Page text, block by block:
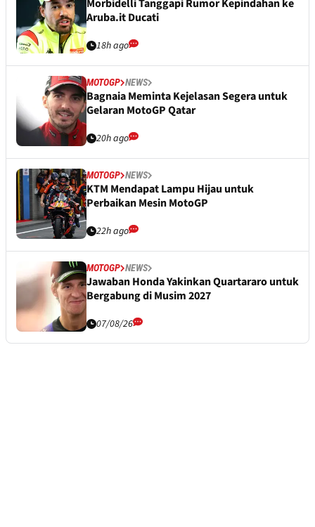
Morbidelli Tanggapi Rumor Kepindahan ke
Aruba.it Ducati
18h ago
MOTOGP NEWS
Bagnaia Meminta Kejelasan Segera untuk
Gelaran MotoGP Qatar
20h ago
MOTOGP NEWS
KTM Mendapat Lampu Hijau untuk
Perbaikan Mesin MotoGP
22h ago
MOTOGP NEWS
Jawaban Honda Yakinkan Quartararo untuk
Bergabung di Musim 2027
07/08/26